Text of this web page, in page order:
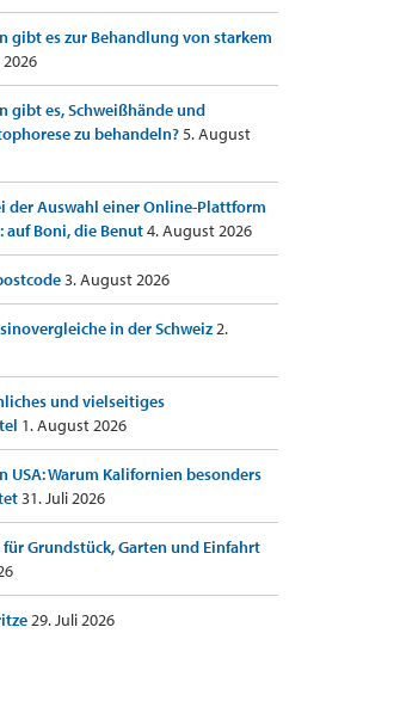
gibt es zur Behandlung von starkem
gibt es, Schweißhände und
zu behandeln?5. August
der Auswahl einer Online-Plattform
auf Boni, die Benut4. August 2026
3. August 2026
in der Schweiz2.
und vielseitiges
1. August 2026
USA: Warum Kalifornien besonders
31. Juli 2026
Grundstück, Garten und Einfahrt
29. Juli 2026